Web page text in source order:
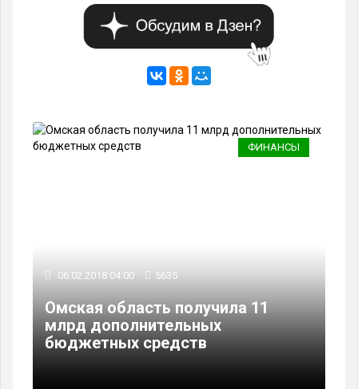
ФИНАНСЫ
06.02.2018 04:00 5635
Омская область получила 11
млрд дополнительных
бюджетных средств